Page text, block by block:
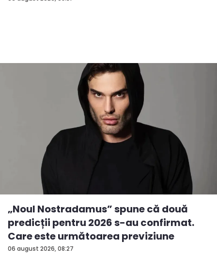
06 august 2026, 08:27
„Noul Nostradamus” spune că două
predicții pentru 2026 s-au confirmat.
Care este următoarea previziune